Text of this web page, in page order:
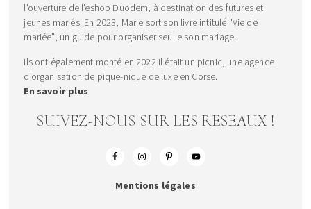
l'ouverture de l'eshop Duodem, à destination des futures et
jeunes mariés. En 2023, Marie sort son livre intitulé "Vie de
mariée", un guide pour organiser seul.e son mariage.
Ils ont également monté en 2022 Il était un picnic, une agence
d'organisation de pique-nique de luxe en Corse.
En savoir plus
SUIVEZ-NOUS SUR LES RESEAUX !
Mentions légales